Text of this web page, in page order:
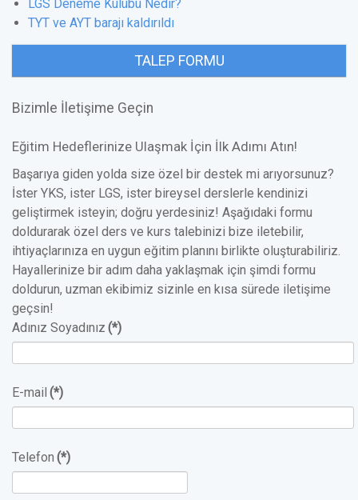
LGS Deneme Kulübü Nedir?
TYT ve AYT barajı kaldırıldı
TALEP FORMU
Bizimle İletişime Geçin
Eğitim Hedeflerinize Ulaşmak İçin İlk Adımı Atın!
Başarıya giden yolda size özel bir destek mi arıyorsunuz?
İster YKS, ister LGS, ister bireysel derslerle kendinizi
geliştirmek isteyin; doğru yerdesiniz! Aşağıdaki formu
doldurarak özel ders ve kurs talebinizi bize iletebilir,
ihtiyaçlarınıza en uygun eğitim planını birlikte oluşturabiliriz.
Hayallerinize bir adım daha yaklaşmak için şimdi formu
doldurun, uzman ekibimiz sizinle en kısa sürede iletişime
geçsin!
Adınız Soyadınız (*)
E-mail (*)
Telefon (*)